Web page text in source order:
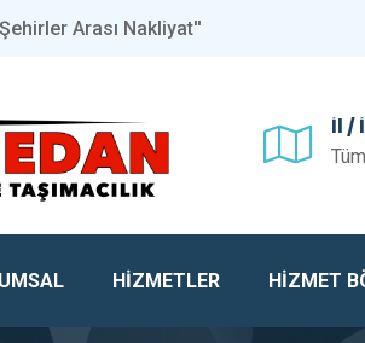
Arası Nakliyat''
İl /
HİZMETLER HİZMET